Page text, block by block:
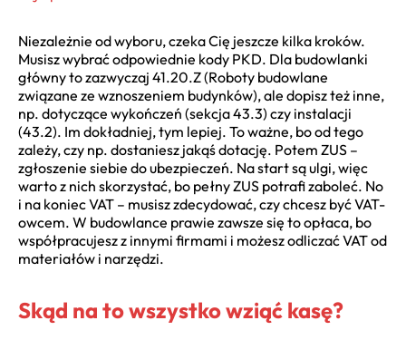
Niezależnie od wyboru, czeka Cię jeszcze kilka kroków.
Musisz wybrać odpowiednie kody PKD. Dla budowlanki
główny to zazwyczaj 41.20.Z (Roboty budowlane
związane ze wznoszeniem budynków), ale dopisz też inne,
np. dotyczące wykończeń (sekcja 43.3) czy instalacji
(43.2). Im dokładniej, tym lepiej. To ważne, bo od tego
zależy, czy np. dostaniesz jakąś dotację. Potem ZUS –
zgłoszenie siebie do ubezpieczeń. Na start są ulgi, więc
warto z nich skorzystać, bo pełny ZUS potrafi zaboleć. No
i na koniec VAT – musisz zdecydować, czy chcesz być VAT-
owcem. W budowlance prawie zawsze się to opłaca, bo
współpracujesz z innymi firmami i możesz odliczać VAT od
materiałów i narzędzi.
Skąd na to wszystko wziąć kasę?